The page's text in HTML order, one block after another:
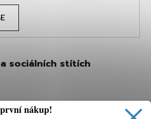
sociálních stítích
nákup!